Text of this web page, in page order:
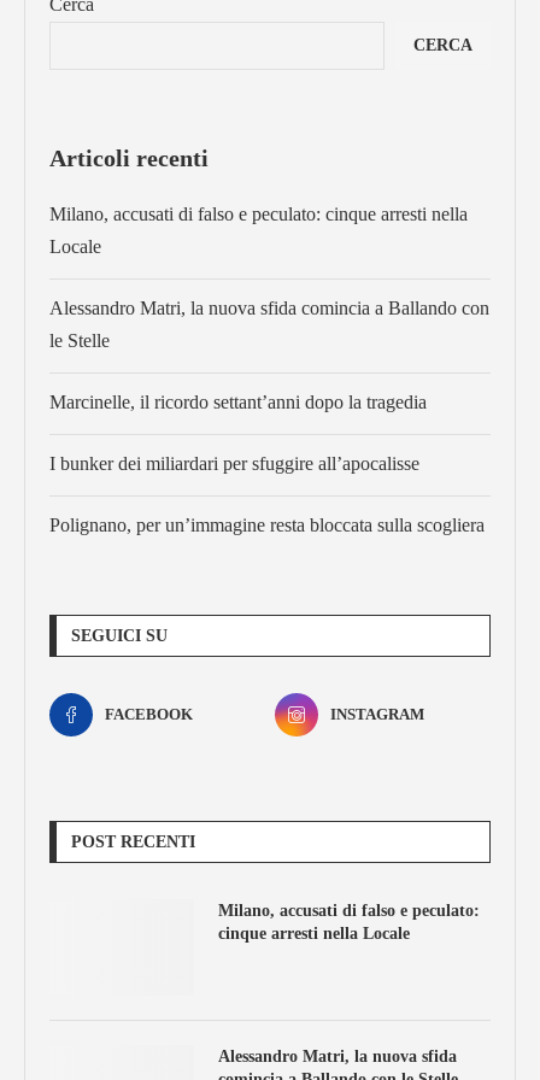
Cerca
CERCA
Articoli recenti
Milano, accusati di falso e peculato: cinque arresti nella
Locale
Alessandro Matri, la nuova sfida comincia a Ballando con
le Stelle
Marcinelle, il ricordo settant’anni dopo la tragedia
I bunker dei miliardari per sfuggire all’apocalisse
Polignano, per un’immagine resta bloccata sulla scogliera
SEGUICI SU
FACEBOOK INSTAGRAM
POST RECENTI
Milano, accusati di falso e peculato:
cinque arresti nella Locale
Alessandro Matri, la nuova sfida